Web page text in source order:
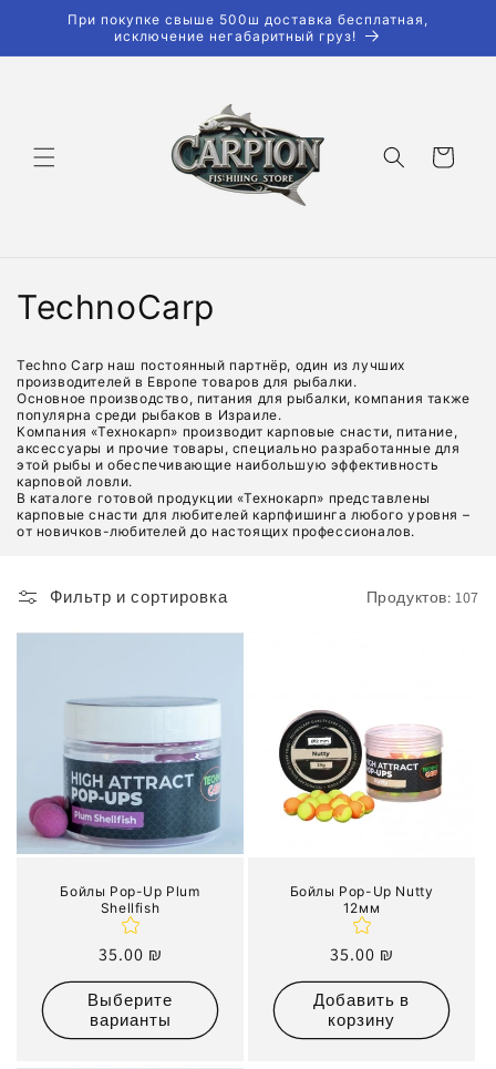
При покупке свыше 500ш доставка бесплатная,
исключение негабаритный груз!
Корзина
К
л
л
е
к
и
TechnoCarp
Techno Carp наш постоянный партнёр, один из лучших
производителей в Европе товаров для рыбалки.
Основное производство, питания для рыбалки, компания также
популярна среди рыбаков в Израиле.
Компания «Технокарп» производит карповые снасти, питание,
аксессуары и прочие товары, специально разработанные для
этой рыбы и обеспечивающие наибольшую эффективность
карповой ловли.
В каталоге готовой продукции «Технокарп» представлены
карповые снасти для любителей карпфишинга любого уровня –
от новичков-любителей до настоящих профессионалов.
Фильтр и сортировка Продуктов: 107
Бойлы Pop-Up Plum
Shellfish
Обычная
цена
35.00 ₪
Выберите
варианты
Бойлы Pop-Up Nutty
12мм
Обычная
цена
35.00 ₪
Добавить в
корзину